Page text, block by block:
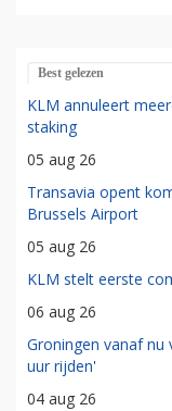
Best gelezen
KLM annuleert
staking
05 aug 26
Transavia opent
Brussels Airport
05 aug 26
KLM stelt eerste
06 aug 26
Groningen vanaf nu
uur rijden'
04 aug 26